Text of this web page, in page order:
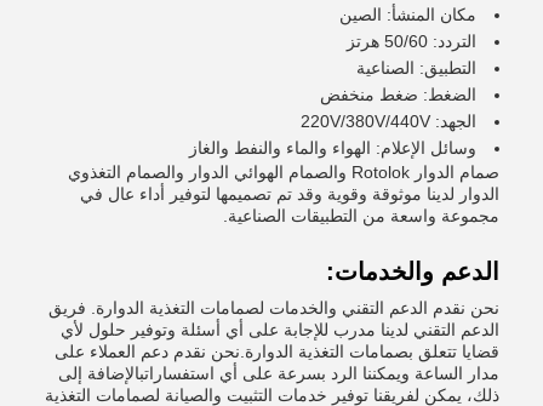
مكان المنشأ: الصين
التردد: 50/60 هرتز
التطبيق: الصناعية
الضغط: ضغط منخفض
الجهد: 220V/380V/440V
وسائل الإعلام: الهواء والماء والنفط والغاز
صمام الدوار Rotolok والصمام الهوائي الدوار والصمام التغذوي
الدوار لدينا موثوقة وقوية وقد تم تصميمها لتوفير أداء عال في
مجموعة واسعة من التطبيقات الصناعية.
الدعم والخدمات:
نحن نقدم الدعم التقني والخدمات لصمامات التغذية الدوارة. فريق
الدعم التقني لدينا مدرب للإجابة على أي أسئلة وتوفير حلول لأي
قضايا تتعلق بصمامات التغذية الدوارة.نحن نقدم دعم العملاء على
مدار الساعة ويمكننا الرد بسرعة على أي استفساراتبالإضافة إلى
ذلك، يمكن لفريقنا توفير خدمات التثبيت والصيانة لصمامات التغذية